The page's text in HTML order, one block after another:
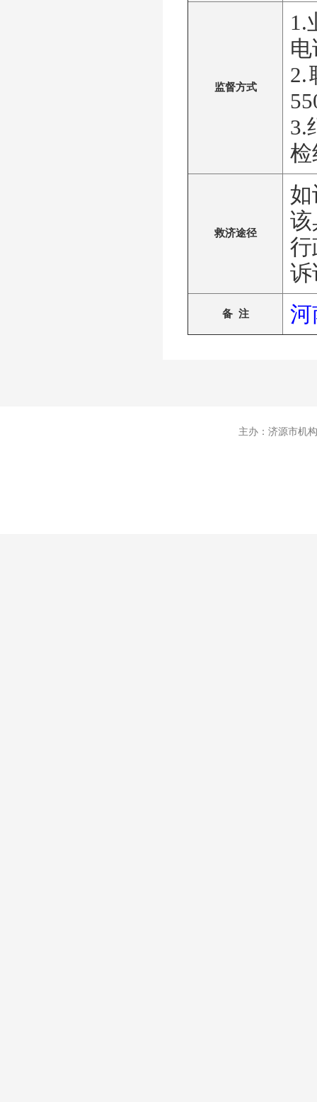
监督方式
1.
2.
3.
检
救济途径
如
该
行
诉
备 注 河
主办：济源市机